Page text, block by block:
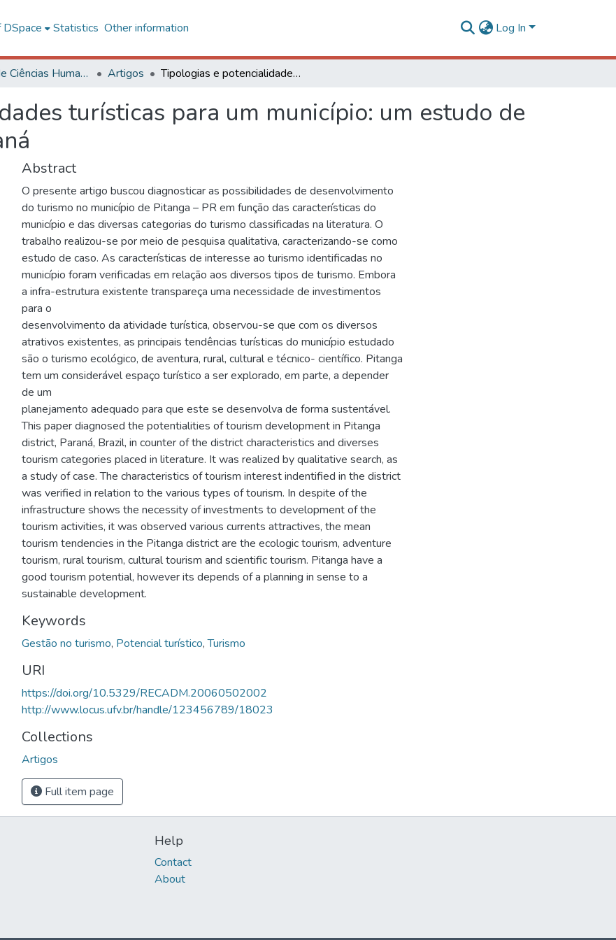
Statistics Other information Log In
Instituto de Ciências Humanas e Sociais – CRP Artigos Tipologias e potencialidades turísticas para um município: um estudo de caso no estado do Paraná
turísticas para um município: um estudo de
Abstract
O presente artigo buscou diagnosticar as possibilidades de desenvolvimento
do turismo no município de Pitanga – PR em função das características do
município e das diversas categorias do turismo classificadas na literatura. O
trabalho realizou-se por meio de pesquisa qualitativa, caracterizando-se como
estudo de caso. As características de interesse ao turismo identificadas no
município foram verificadas em relação aos diversos tipos de turismo. Embora
a infra-estrutura existente transpareça uma necessidade de investimentos
para o
desenvolvimento da atividade turística, observou-se que com os diversos
atrativos existentes, as principais tendências turísticas do município estudado
são o turismo ecológico, de aventura, rural, cultural e técnico- científico. Pitanga
tem um considerável espaço turístico a ser explorado, em parte, a depender
de um
planejamento adequado para que este se desenvolva de forma sustentável.
This paper diagnosed the potentialities of tourism development in Pitanga
district, Paraná, Brazil, in counter of the district characteristics and diverses
tourism categories placed in literature. It was realized by qualitative search, as
a study of case. The characteristics of tourism interest indentified in the district
was verified in relation to the various types of tourism. In despite of the
infrastructure shows the necessity of investments to development of the
tourism activities, it was observed various currents attractives, the mean
tourism tendencies in the Pitanga district are the ecologic tourism, adventure
tourism, rural tourism, cultural tourism and scientific tourism. Pitanga have a
good tourism potential, however its depends of a planning in sense to a
sustainable development.
Keywords
Gestão no turismo, Potencial turístico,Turismo
URI
https://doi.org/10.5329/RECADM.20060502002
http://www.locus.ufv.br/handle/123456789/18023
Collections
Artigos
Full item page
Help
Contact
About